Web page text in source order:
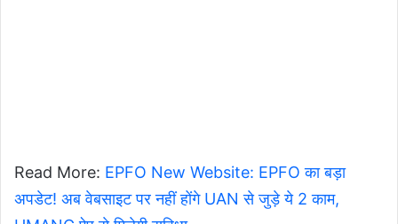
Read More: EPFO New Website: EPFO का बड़ा
अपडेट! अब वेबसाइट पर नहीं होंगे UAN से जुड़े ये 2 काम,